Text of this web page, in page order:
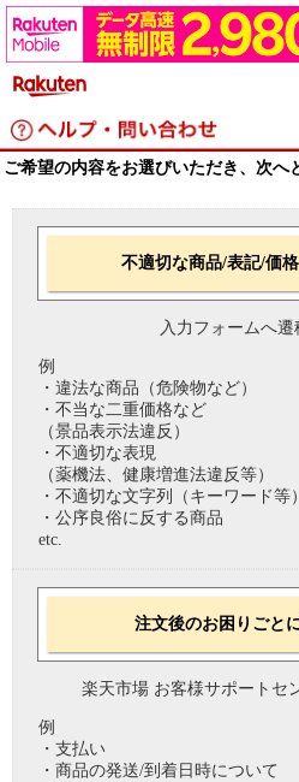
ご希望の内容をお選びいただき、次へ
不適切な商品/表記/価
入力フォームへ遷
例
・違法な商品（危険物など）
・不当な二重価格など
（景品表示法違反）
・不適切な表現
（薬機法、健康増進法違反等）
・不適切な文字列（キーワード等）
・公序良俗に反する商品
etc.
注文後のお困りごと
楽天市場 お客様サポートセ
例
・支払い
・商品の発送/到着日時について